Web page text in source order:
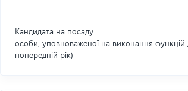
Кандидата на посаду
особи, уповноваженої на виконання
попередній рік)